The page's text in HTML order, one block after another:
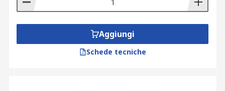
Aggiungi
Schede tecniche